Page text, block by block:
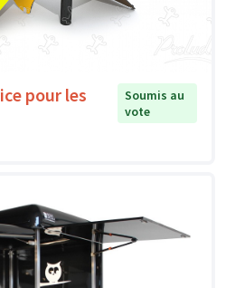
pour les
Soumis au
vote